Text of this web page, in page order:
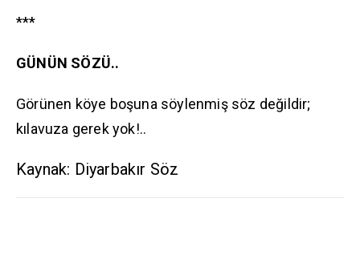
***
GÜNÜN SÖZÜ..
Görünen köye boşuna söylenmiş söz değildir;
kılavuza gerek yok!..
Kaynak: Diyarbakır Söz